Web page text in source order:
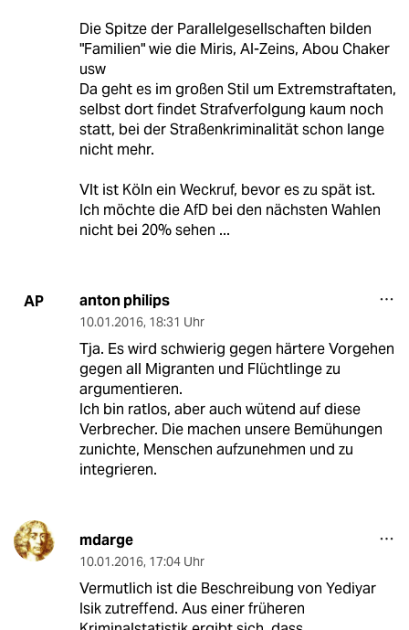
Die Spitze der Parallelgesellschaften bilden
"Familien" wie die Miris, Al-Zeins, Abou Chaker
usw
Da geht es im großen Stil um Extremstraftaten,
selbst dort findet Strafverfolgung kaum noch
statt, bei der Straßenkriminalität schon lange
nicht mehr.
Vlt ist Köln ein Weckruf, bevor es zu spät ist.
Ich möchte die AfD bei den nächsten Wahlen
nicht bei 20% sehen ...
AP anton philips
10.01.2016, 18:31 Uhr
Tja. Es wird schwierig gegen härtere Vorgehen
gegen all Migranten und Flüchtlinge zu
argumentieren.
Ich bin ratlos, aber auch wütend auf diese
Verbrecher. Die machen unsere Bemühungen
zunichte, Menschen aufzunehmen und zu
integrieren.
mdarge
10.01.2016, 17:04 Uhr
Vermutlich ist die Beschreibung von Yediyar
Isik zutreffend. Aus einer früheren